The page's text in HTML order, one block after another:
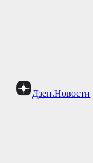
Дзен.Новости